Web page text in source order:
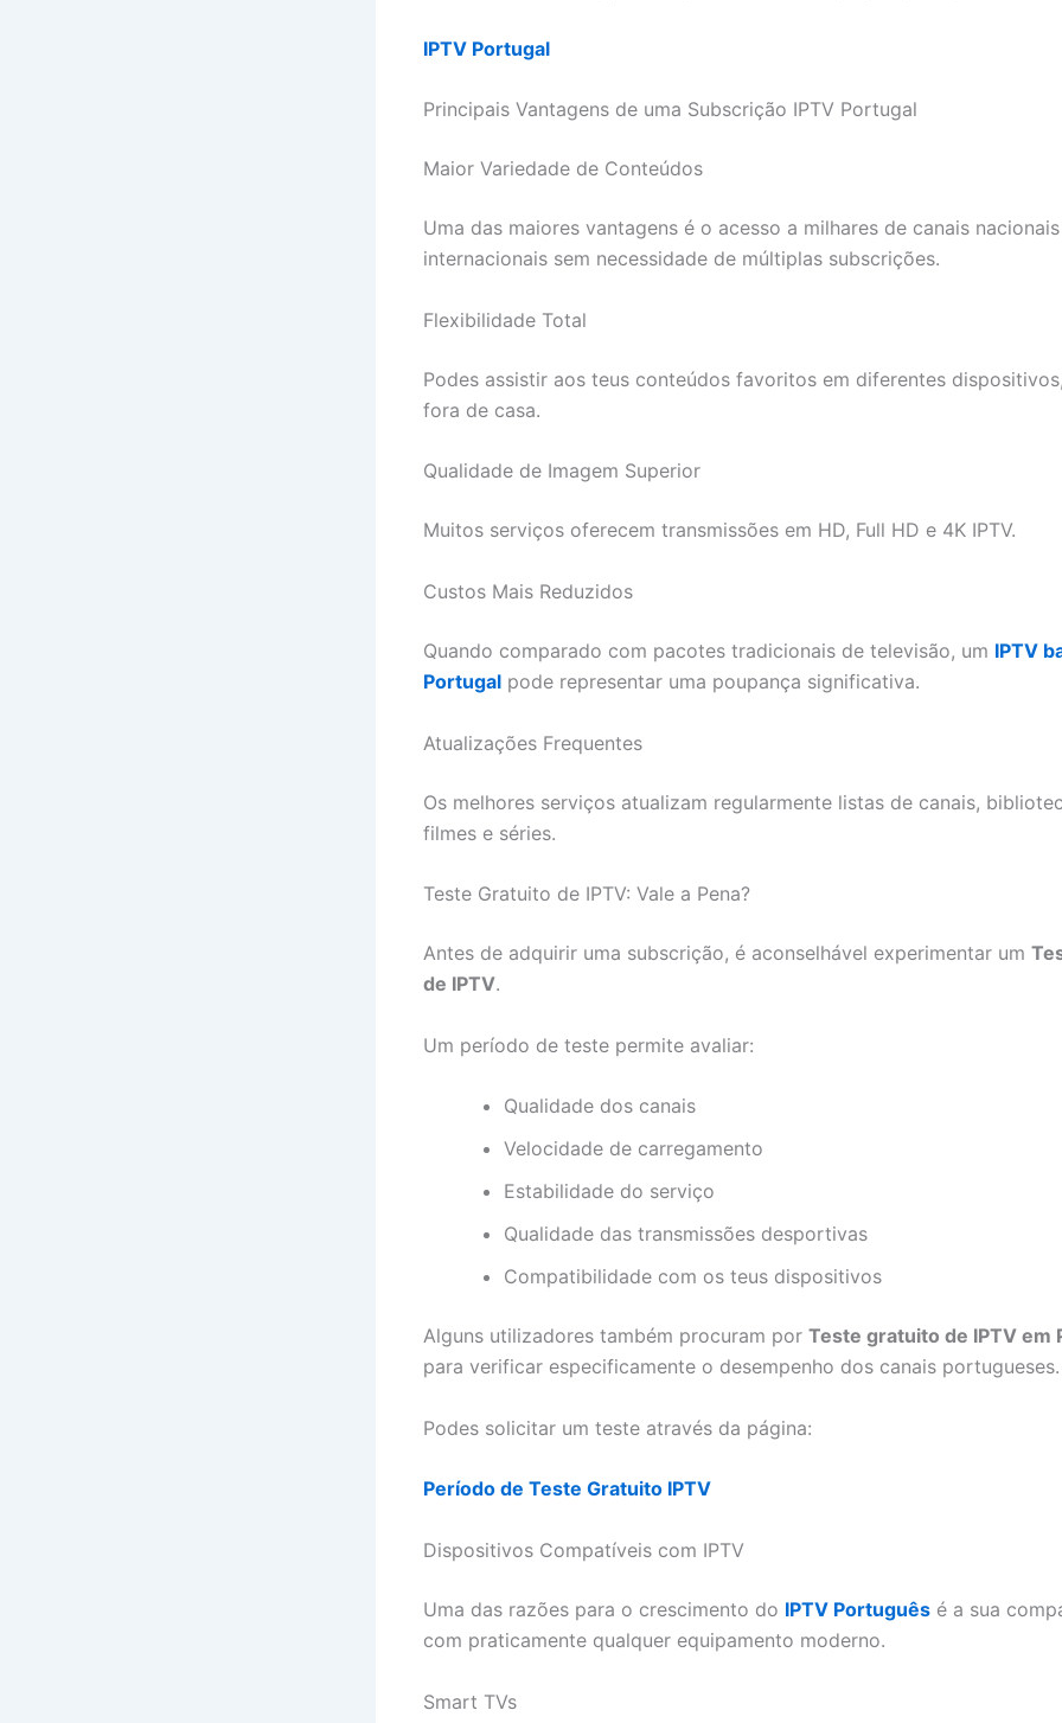
IPTV Portugal
Principais Vantagens de uma Subscrição IPTV Portugal
Maior Variedade de Conteúdos
Uma das maiores vantagens é o acesso a milhares de canais
internacionais sem necessidade de múltiplas subscrições.
Flexibilidade Total
Podes assistir aos teus conteúdos favoritos em diferentes
fora de casa.
Qualidade de Imagem Superior
Muitos serviços oferecem transmissões em HD, Full HD e 4K IPTV.
Custos Mais Reduzidos
Quando comparado com pacotes tradicionais de televisão, um IPTV
Portugal pode representar uma poupança significativa.
Atualizações Frequentes
Os melhores serviços atualizam regularmente listas de canais,
filmes e séries.
Teste Gratuito de IPTV: Vale a Pena?
Antes de adquirir uma subscrição, é aconselhável experimentar um
de IPTV.
Um período de teste permite avaliar:
Qualidade dos canais
Velocidade de carregamento
Estabilidade do serviço
Qualidade das transmissões desportivas
Compatibilidade com os teus dispositivos
Alguns utilizadores também procuram por Teste gratuito de IPTV em
para verificar especificamente o desempenho dos canais portugueses.
Podes solicitar um teste através da página:
Período de Teste Gratuito IPTV
Dispositivos Compatíveis com IPTV
Uma das razões para o crescimento do IPTV Português é a sua
com praticamente qualquer equipamento moderno.
Smart TVs